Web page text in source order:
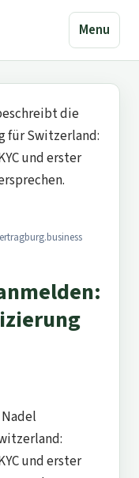
Menu
die
für Switzerland:
und erster
und erster